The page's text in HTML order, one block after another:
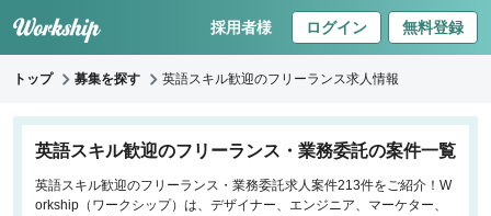
採用者様 ログイン 無料登録
トップ 募集を探す 英語スキル歓迎のフリーランス求人情報
英語スキル歓迎のフリーランス・業務委託の案件一覧
英語スキル歓迎のフリーランス・業務委託求人案件213件をご紹介！W
orkship（ワークシップ）は、デザイナー、エンジニア、マーケター、
キーワードで探す
職種